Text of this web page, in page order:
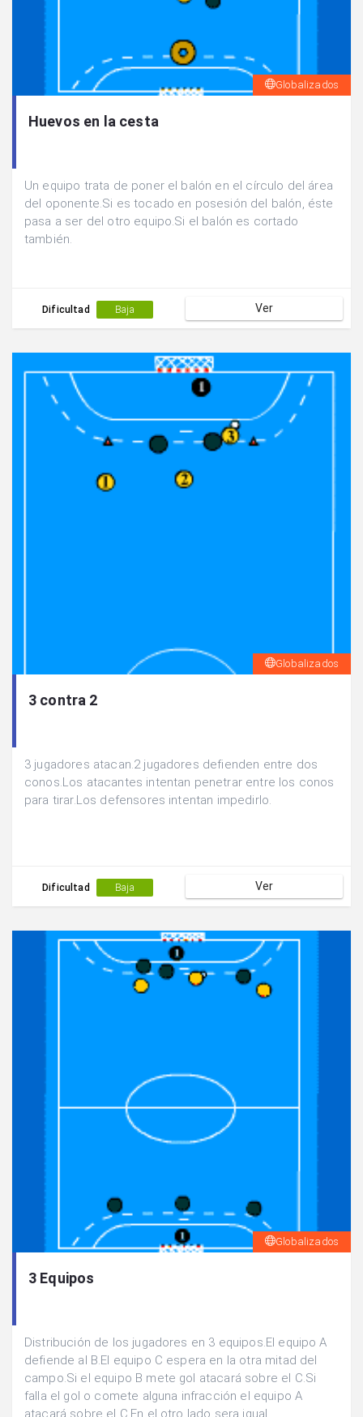
Globalizados
Huevos en la cesta
Un equipo trata de poner el balón en el círculo del área
del oponente.Si es tocado en posesión del balón, éste
pasa a ser del otro equipo.Si el balón es cortado
también.
Dificultad Baja Ver
Globalizados
3 contra 2
3 jugadores atacan.2 jugadores defienden entre dos
conos.Los atacantes intentan penetrar entre los conos
para tirar.Los defensores intentan impedirlo.
Dificultad Baja Ver
Globalizados
3 Equipos
Distribución de los jugadores en 3 equipos.El equipo A
defiende al B.El equipo C espera en la otra mitad del
campo.Si el equipo B mete gol atacará sobre el C.Si
falla el gol o comete alguna infracción el equipo A
atacará sobre el C.En el otro lado sera igual.